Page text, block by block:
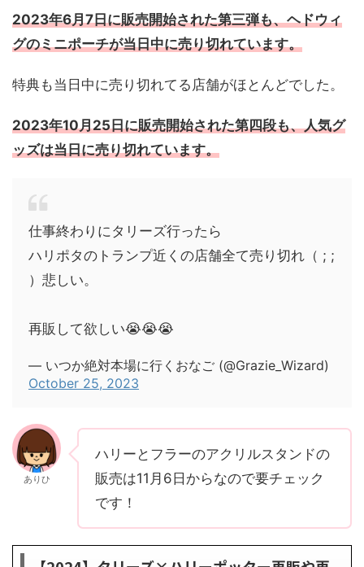
2023年6月7日に販売開始された第三弾も、ヘドウィ
グのミニポーチが当日中に売り切れています。
特典も当日中に売り切れてる店舗がほとんどでした。
2023年10月25日に販売開始された第四段も、人気グ
ッズは当日に売り切れています。
仕事終わりにタリーズ行ったら
ハリポタのトランプ近くの店舗全て売り切れ（ ; ;
）悲しい。
再販して欲しい😭😭😭
— いつか絶対本場に行くおなご (@Grazie_Wizard)
October 25, 2023
ありひ
ハリーとフラーのアクリルスタンドの
販売は11月6日からなので要チェック
です！